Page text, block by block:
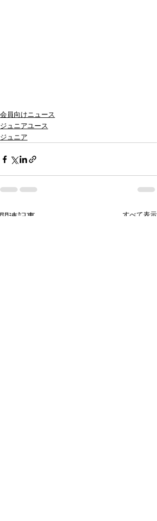
会員向けニュース
ジュニアユース
ジュニア
関連記事 すべて表示